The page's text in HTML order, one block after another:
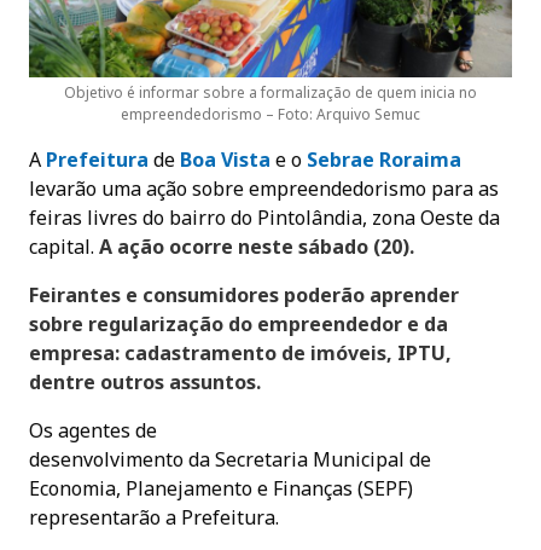
Objetivo é informar sobre a formalização de quem inicia no
empreendedorismo – Foto: Arquivo Semuc
A Prefeitura de Boa Vista e o Sebrae Roraima
levarão uma ação sobre empreendedorismo para as
feiras livres do bairro do Pintolândia, zona Oeste da
capital. A ação ocorre neste sábado (20).
Feirantes e consumidores poderão aprender
sobre regularização do empreendedor e da
empresa: cadastramento de imóveis, IPTU,
dentre outros assuntos.
Os agentes de
desenvolvimento da Secretaria Municipal de
Economia, Planejamento e Finanças (SEPF)
representarão a Prefeitura.